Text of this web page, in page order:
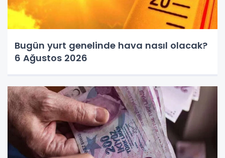
Bugün yurt genelinde hava nasıl olacak?
6 Ağustos 2026